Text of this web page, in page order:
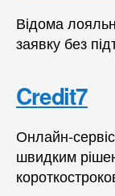
Відома
заявку без
Credit7
Онлайн-
швидким